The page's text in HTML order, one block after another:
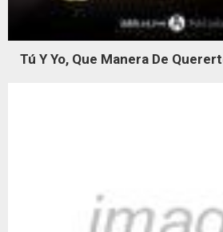
Tú Y Yo, Que Manera De